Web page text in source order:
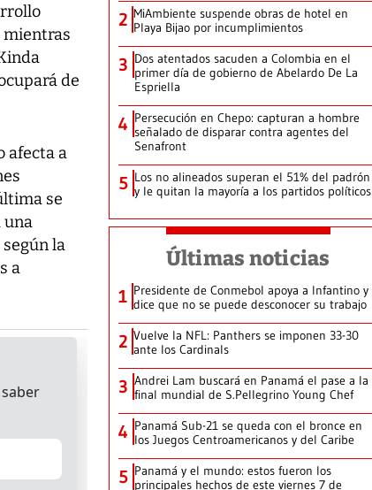
mientras
de
afecta a
se
una
la
a
2 MiAmbiente suspende obras de hotel en
Playa Bijao por incumplimientos
3 Dos atentados sacuden a Colombia en el
primer día de gobierno de Abelardo De La
Espriella
4 Persecución en Chepo: capturan a hombre
señalado de disparar contra agentes del
Senafront
5 Los no alineados superan el 51% del padrón
y le quitan la mayoría a los partidos políticos
Últimas noticias
1 Presidente de Conmebol apoya a Infantino y
dice que no se puede desconocer su trabajo
2 Vuelve la NFL: Panthers se imponen 33-30
ante los Cardinals
3 Andrei Lam buscará en Panamá el pase a la
final mundial de S.Pellegrino Young Chef
4 Panamá Sub-21 se queda con el bronce en
los Juegos Centroamericanos y del Caribe
5 Panamá y el mundo: estos fueron los
principales hechos de este viernes 7 de